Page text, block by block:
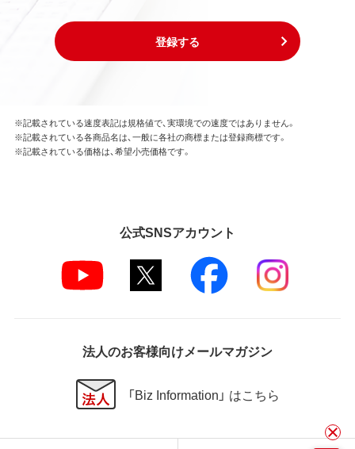
登録する
※記載されている速度表記は規格値で、実環境での速度ではありません。
※記載されている各商品名は、一般に各社の商標または登録商標です。
※記載されている価格は、希望小売価格です。
公式SNSアカウント
法人のお客様向けメールマガジン
「Biz Information」 はこちら